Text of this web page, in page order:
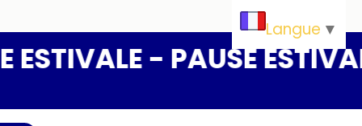
- PAUSE ESTIVALE
Langue ▼